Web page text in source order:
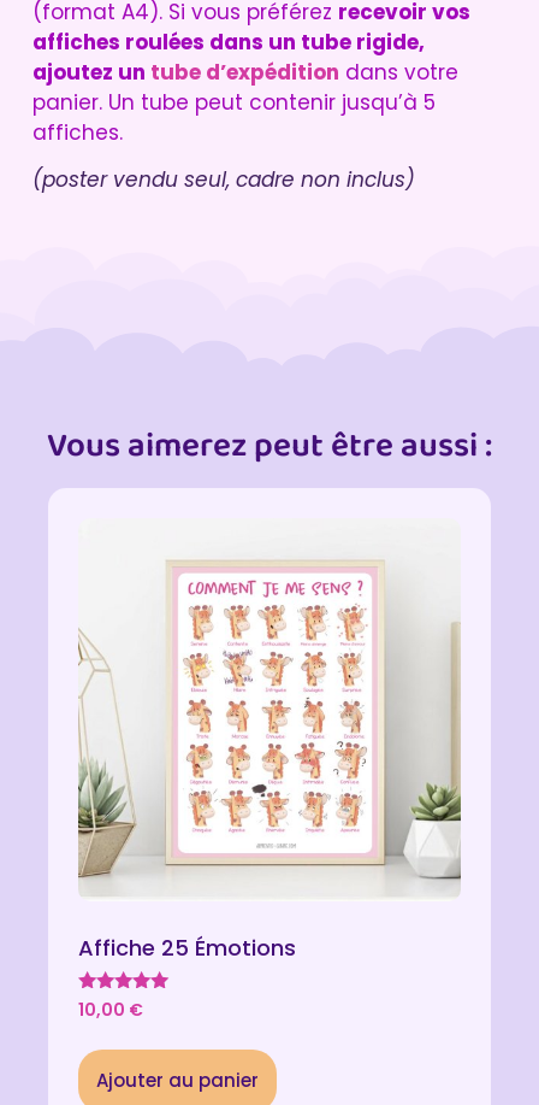
(format A4). Si vous préférez recevoir vos
affiches roulées dans un tube rigide,
ajoutez un tube d’expédition dans votre
panier. Un tube peut contenir jusqu’à 5
affiches.
(poster vendu seul, cadre non inclus)
Vous aimerez peut être aussi :
Affiche 25 Émotions
Note
5.00
10,00 €
Ajouter au panier